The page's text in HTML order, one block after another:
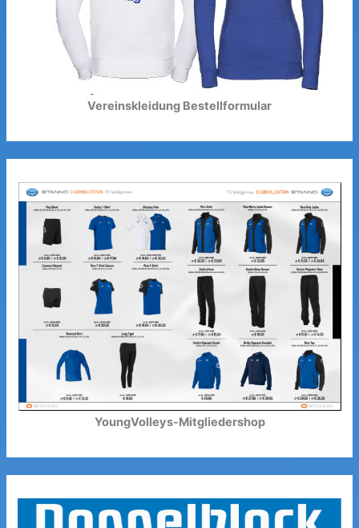
Vereinskleidung Bestellformular
YoungVolleys-Mitgliedershop